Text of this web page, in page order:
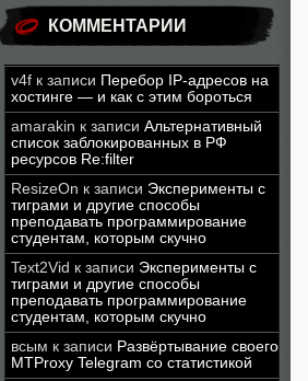
КОММЕНТАРИИ
v4f к записи Перебор IP-адресов на
хостинге — и как с этим бороться
amarakin к записи Альтернативный
список заблокированных в РФ
ресурсов Re:filter
ResizeOn к записи Эксперименты с
тиграми и другие способы
преподавать программирование
студентам, которым скучно
Text2Vid к записи Эксперименты с
тиграми и другие способы
преподавать программирование
студентам, которым скучно
всым к записи Развёртывание своего
MTProxy Telegram со статистикой